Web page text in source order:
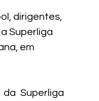
dirigentes,
Superliga
em
Superliga